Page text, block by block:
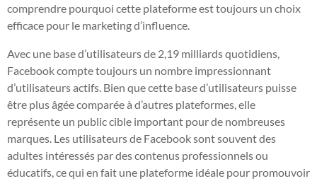
comprendre pourquoi cette plateforme est toujours un choix
efficace pour le marketing d’influence.
Avec une base d’utilisateurs de 2,19 milliards quotidiens,
Facebook compte toujours un nombre impressionnant
d’utilisateurs actifs. Bien que cette base d’utilisateurs puisse
être plus âgée comparée à d’autres plateformes, elle
représente un public cible important pour de nombreuses
marques. Les utilisateurs de Facebook sont souvent des
adultes intéressés par des contenus professionnels ou
éducatifs, ce qui en fait une plateforme idéale pour promouvoir